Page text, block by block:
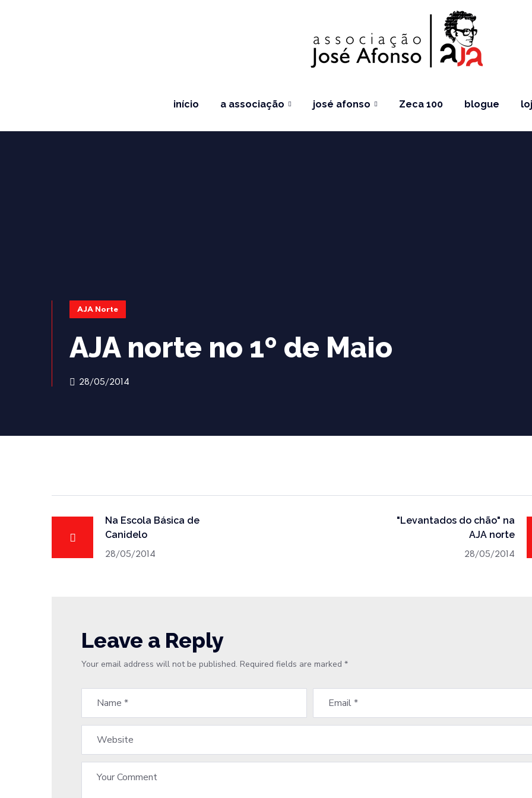
início a associação josé afonso Zeca 100 blogue
AJA Norte
AJA norte no 1º de Maio
28/05/2014
Na Escola Básica de
Canidelo
28/05/2014
"Levantados do chão" na
AJA norte
28/05/2014
Leave a Reply
Your email address will not be published. Required fields are marked *